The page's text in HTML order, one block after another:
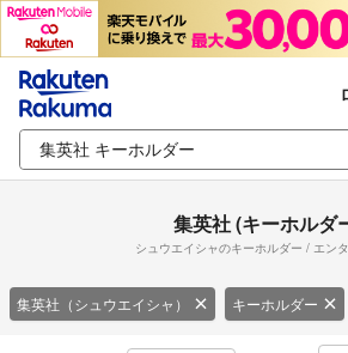
集英社 (キーホルダ
シュウエイシャのキーホルダー / エン
集英社（シュウエイシャ） キーホルダー